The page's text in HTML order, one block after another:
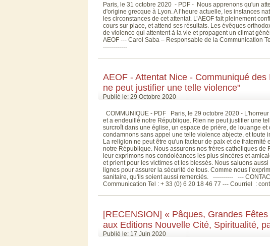
Paris, le 31 octobre 2020 - PDF - Nous apprenons qu'un
d'origine grecque à Lyon. A l’heure actuelle, les instances
les circonstances de cet attentat. L’AEOF fait pleinement
cours sur place, et attend ses résultats. Les évêques
de violence qui attentent à la vie et propagent un climat
AEOF --- Carol Saba – Responsable de la Communication
------------
AEOF - Attentat Nice - Communiqué
ne peut justifier une telle violence"
Publié le: 29 Octobre 2020
COMMUNIQUE - PDF Paris, le 29 octobre 2020 -
et a endeuillé notre République. Rien ne peut justifier une
surcroît dans une église, un espace de prière, de louange et
condamnons sans appel une telle violence abjecte, et toute
La religion ne peut être qu'un facteur de paix et de
notre République. Nous assurons nos frères catholiques de
leur exprimons nos condoléances les plus sincères et
et prient pour les victimes et les blessés. Nous saluons
lignes pour assurer la sécurité de tous. Comme nous
sanitaire, qu'ils soient aussi remerciés. ---------- ---
Communication Tel : + 33 (0) 6 20 18 46 77 --- Courriel :
[RECENSION] « Pâques, Grandes
aux Editions Nouvelle Cité, Spiritualité,
Publié le: 17 Juin 2020